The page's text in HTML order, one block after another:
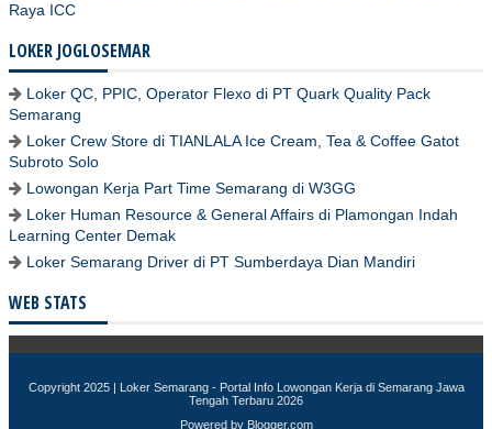
Raya ICC
LOKER JOGLOSEMAR
Loker QC, PPIC, Operator Flexo di PT Quark Quality Pack
Semarang
Loker Crew Store di TIANLALA Ice Cream, Tea & Coffee Gatot
Subroto Solo
Lowongan Kerja Part Time Semarang di W3GG
Loker Human Resource & General Affairs di Plamongan Indah
Learning Center Demak
Loker Semarang Driver di PT Sumberdaya Dian Mandiri
WEB STATS
Copyright 2025 | Loker Semarang - Portal Info Lowongan Kerja di Semarang Jawa
Tengah Terbaru 2026
Powered by Blogger.com